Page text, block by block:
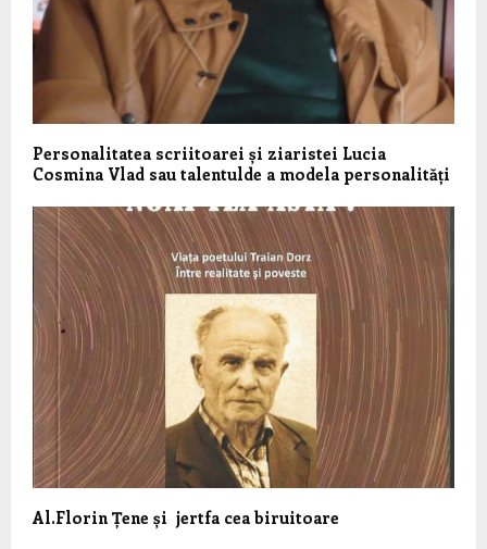
Personalitatea scriitoarei și ziaristei Lucia
Cosmina Vlad sau talentulde a modela personalități
Al.Florin Țene și jertfa cea biruitoare